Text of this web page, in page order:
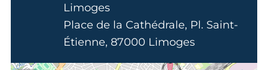
Limoges
Place de la Cathédrale, Pl. Saint-
Étienne, 87000 Limoges